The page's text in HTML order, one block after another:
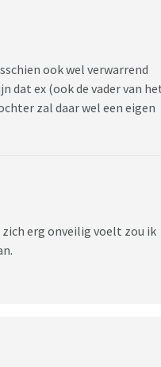
ook wel verwarrend
dat ex (ook de vader van
zal daar wel een eigen
erg onveilig voelt zou ik